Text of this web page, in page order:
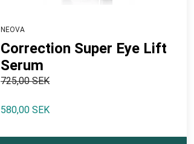
NEOVA
Correction Super Eye Lift
Serum
725,00 SEK
580,00 SEK